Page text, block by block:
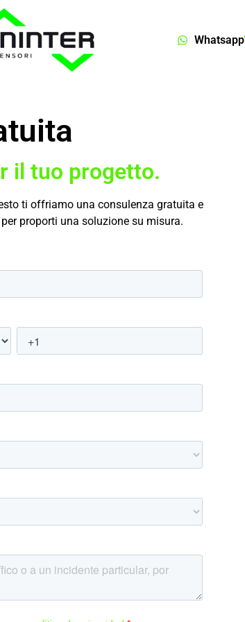
Whatsapp
il tuo progetto.
ti offriamo una consulenza gratuita e
proporti una soluzione su misura.